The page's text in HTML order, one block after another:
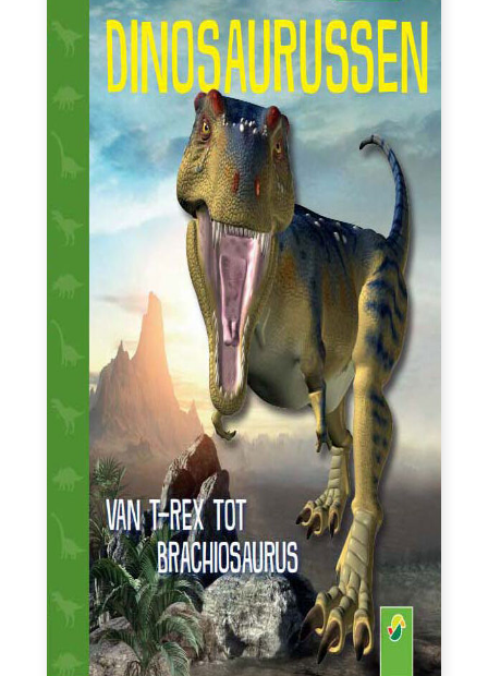
We gebruiken je gegevens om contact op te nemen, in
overeenstemming met onsprivacybeleid.